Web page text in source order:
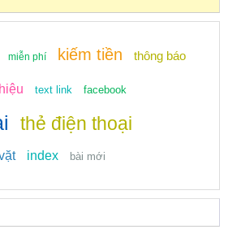
miễn phí kiếm tiền thông báo
text link facebook
thẻ điện thoại
index bài mới